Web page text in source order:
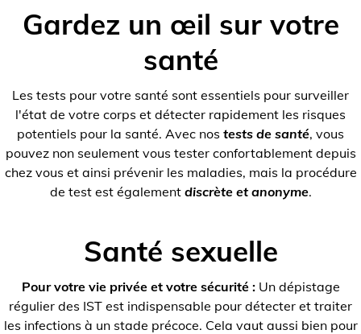
Gardez un œil sur votre
santé
Les tests pour votre santé sont essentiels pour surveiller
l'état de votre corps et détecter rapidement les risques
potentiels pour la santé. Avec nos tests de santé, vous
pouvez non seulement vous tester confortablement depuis
chez vous et ainsi prévenir les maladies, mais la procédure
de test est également discrète et anonyme.
Santé sexuelle
Pour votre vie privée et votre sécurité :Un dépistage
régulier des IST est indispensable pour détecter et traiter
les infections à un stade précoce. Cela vaut aussi bien pour